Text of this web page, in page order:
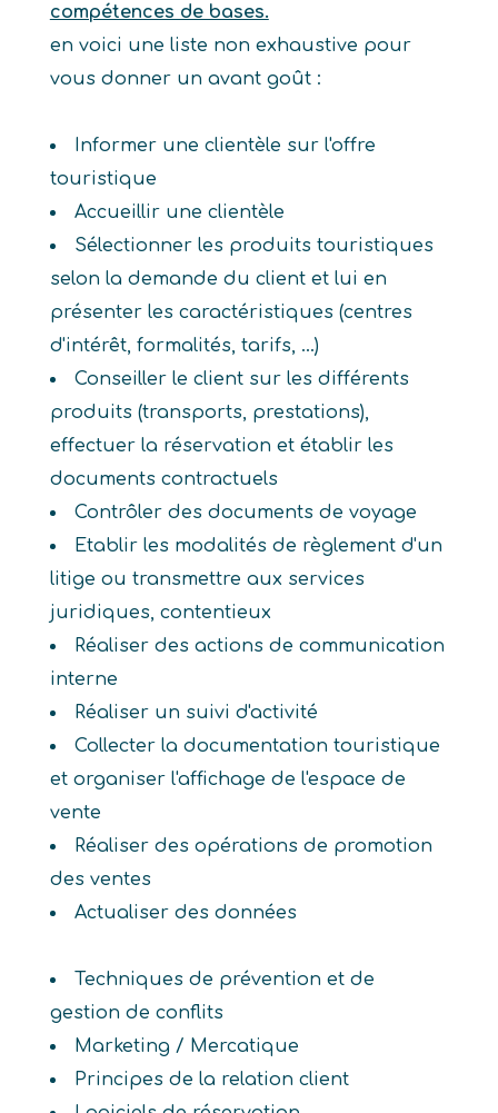
compétences de bases.
en voici une liste non exhaustive pour
vous donner un avant goût :
Informer une clientèle sur l'offre
touristique
Accueillir une clientèle
Sélectionner les produits touristiques
selon la demande du client et lui en
présenter les caractéristiques (centres
d'intérêt, formalités, tarifs, ...)
Conseiller le client sur les différents
produits (transports, prestations),
effectuer la réservation et établir les
documents contractuels
Contrôler des documents de voyage
Etablir les modalités de règlement d'un
litige ou transmettre aux services
juridiques, contentieux
Réaliser des actions de communication
interne
Réaliser un suivi d'activité
Collecter la documentation touristique
et organiser l'affichage de l'espace de
vente
Réaliser des opérations de promotion
des ventes
Actualiser des données
Techniques de prévention et de
gestion de conflits
Marketing / Mercatique
Principes de la relation client